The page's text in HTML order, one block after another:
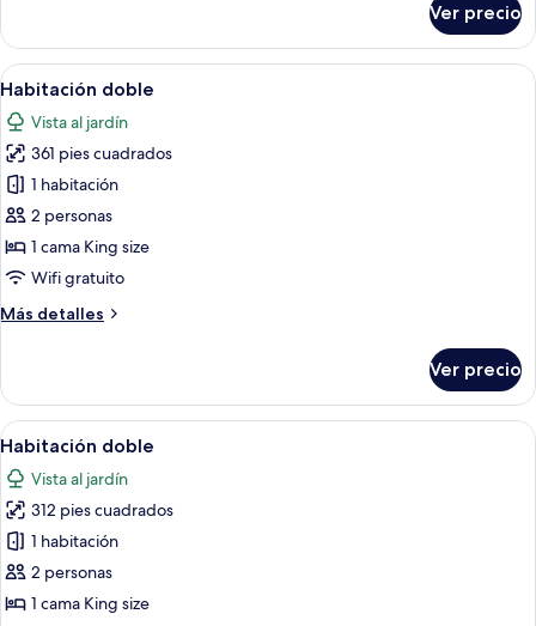
Ver precio
Abrir
todas
las
fotos
de
Habitación
doble
Una habitación con una cama con
4
Habitación doble
Vista al jardín
361 pies cuadrados
1 habitación
2 personas
1 cama King size
Wifi gratuito
Más detalles
Más
doble
Ver precio
Abrir
todas
las
fotos
de
Habitación
doble
Habitación de hotel con cama doble,
4
Habitación doble
Vista al jardín
312 pies cuadrados
1 habitación
2 personas
1 cama King size